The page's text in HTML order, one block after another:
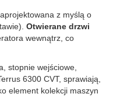
z myślą o
Otwierane drzwi
wewnątrz, co
stopnie wejściowe,
6300 CVT, sprawiają,
element kolekcji maszyn